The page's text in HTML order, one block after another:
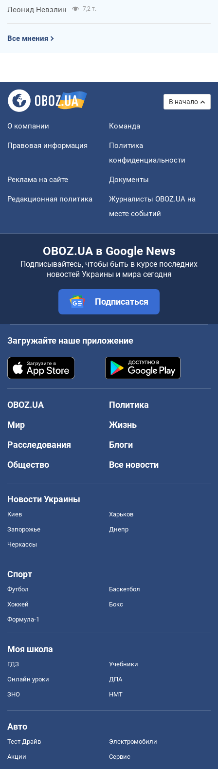
Леонид Невзлин 7,2 т.
Все мнения
В начало
О компании Команда
Правовая информация
Политика
конфиденциальности
Реклама на сайте Документы
Редакционная политика
Журналисты OBOZ.UA на
месте событий
OBOZ.UA в Google News
Подписывайтесь, чтобы быть в курсе последних
новостей Украины и мира сегодня
Подписаться
Загружайте наше приложение
OBOZ.UA
Политика
Мир
Жизнь
Расследования
Блоги
Общество
Все новости
Новости Украины
Киев Харьков
Запорожье Днепр
Черкассы
Спорт
Футбол Баскетбол
Хоккей Бокс
Формула-1
Моя школа
ГДЗ Учебники
Онлайн уроки ДПА
ЗНО НМТ
Авто
Тест Драйв Электромобили
Акции Сервис